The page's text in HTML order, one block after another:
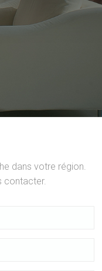
dans votre région.
contacter.